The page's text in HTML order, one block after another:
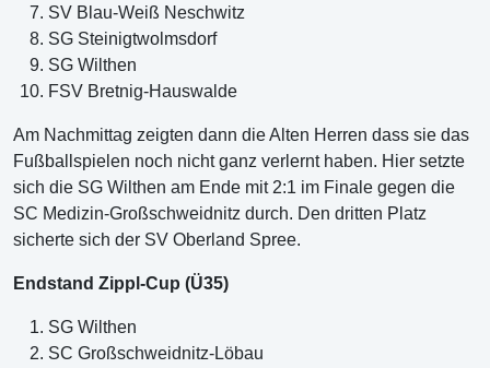
SV Blau-Weiß Neschwitz
SG Steinigtwolmsdorf
SG Wilthen
FSV Bretnig-Hauswalde
Am Nachmittag zeigten dann die Alten Herren dass sie das
Fußballspielen noch nicht ganz verlernt haben. Hier setzte
sich die SG Wilthen am Ende mit 2:1 im Finale gegen die
SC Medizin-Großschweidnitz durch. Den dritten Platz
sicherte sich der SV Oberland Spree.
Endstand Zippl-Cup (Ü35)
SG Wilthen
SC Großschweidnitz-Löbau